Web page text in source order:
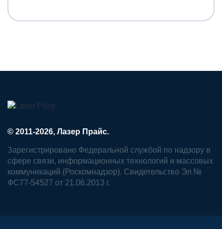
© 2011-2026, Лазер Прайс.
Зарегистрировано Федеральной службой по надзору в
сфере связи, информационных технологий и массовых
коммуникаций (Роскомнадзор). Свидетельство Эл №
ФС77-54527 от 21.06.2013 г.